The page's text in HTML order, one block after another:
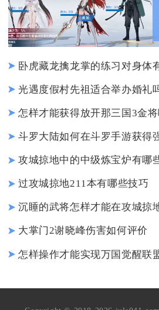
卧虎藏龙擒龙掌的练习对身体
光遇度假村先祖适合举办婚礼
怎样才能获得放开那三国3金
攻城掠地中的中级炼宝炉有哪
过攻城掠地211本有哪些技巧
沉睡的武将怎样才能在攻城掠
大掌门2谢晓峰伤害如何评价
怎样操作才能实现万国觉醒联